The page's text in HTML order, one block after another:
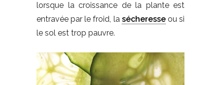
lorsque la croissance de la plante est
entravée par le froid, la sécheresseou si
le sol est trop pauvre.